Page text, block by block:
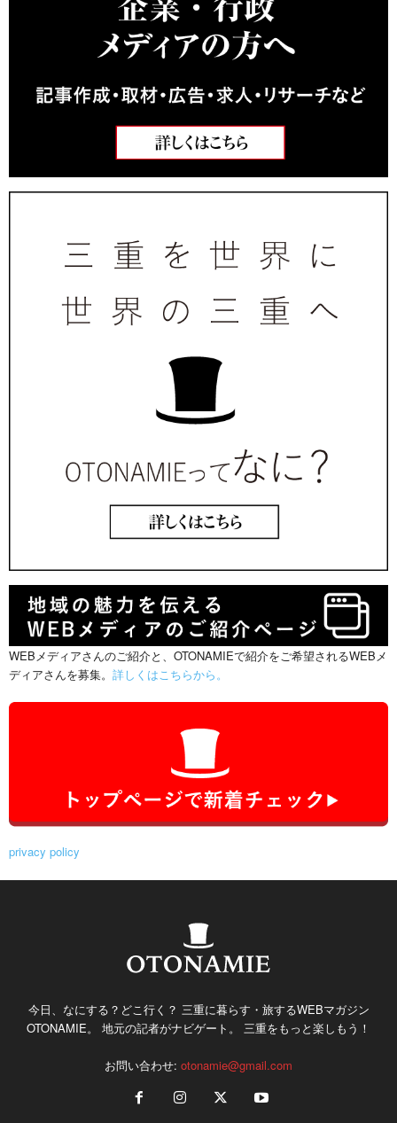
WEBメディアさんのご紹介と、OTONAMIEで紹介をご希望されるWEBメ
ディアさんを募集。 詳しくはこちらから。
privacy policy
今日、なにする？どこ行く？ 三重に暮らす・旅するWEBマガジン
OTONAMIE。 地元の記者がナビゲート。 三重をもっと楽しもう！
お問い合わせ: otonamie@gmail.com